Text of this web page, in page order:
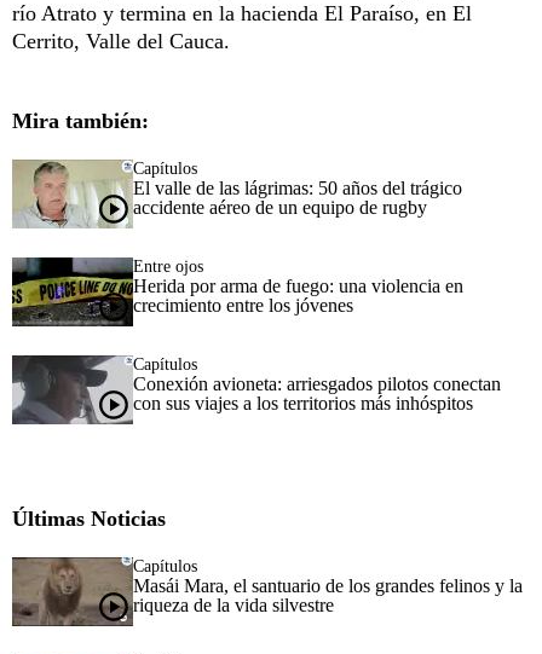
río Atrato y termina en la hacienda El Paraíso, en El
Cerrito, Valle del Cauca.
Mira también:
Capítulos
El valle de las lágrimas: 50 años del trágico
accidente aéreo de un equipo de rugby
Entre ojos
Herida por arma de fuego: una violencia en
crecimiento entre los jóvenes
Capítulos
Conexión avioneta: arriesgados pilotos conectan
con sus viajes a los territorios más inhóspitos
Últimas Noticias
Capítulos
Masái Mara, el santuario de los grandes felinos y la
riqueza de la vida silvestre